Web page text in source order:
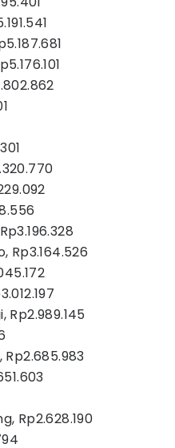
Rp3.164.526
Rp2.989.145
Rp2.628.190